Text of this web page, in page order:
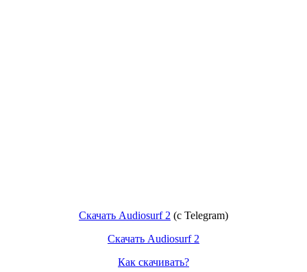
Скачать Audiosurf 2 (c Telegram)
Скачать Audiosurf 2
Как скачивать?